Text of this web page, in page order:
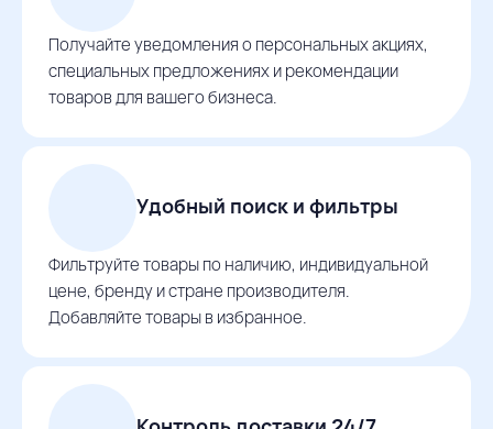
Получайте уведомления о персональных акциях,
специальных предложениях и рекомендации
товаров для вашего бизнеса.
Удобный поиск и фильтры
Фильтруйте товары по наличию, индивидуальной
цене, бренду и стране производителя.
Добавляйте товары в избранное.